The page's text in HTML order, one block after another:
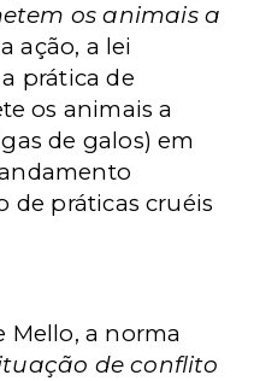
os animais a
ação, a lei
prática de
os animais a
de galos) em
práticas cruéis
Mello, a norma
de conflito